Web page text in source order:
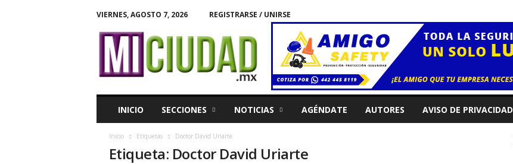
VIERNES, AGOSTO 7, 2026 REGISTRARSE / UNIRSE
u
INICIO SECCIONES NOTICIAS AGÉNDATE AUTORES AVISO DE PRIVACIDAD
Inicio Etiquetas Doctor David Uriarte
Etiqueta: Doctor David Uriarte